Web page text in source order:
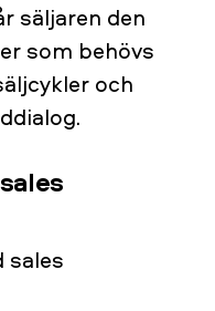
säljaren den
som behövs
och
sales